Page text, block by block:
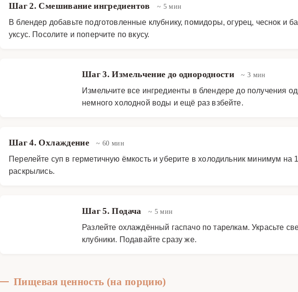
Шаг 2. Смешивание ингредиентов ~ 5 мин
В блендер добавьте подготовленные клубнику, помидоры, огурец, чеснок и
уксус. Посолите и поперчите по вкусу.
Шаг 3. Измельчение до однородности ~ 3 мин
Измельчите все ингредиенты в блендере до получения
немного холодной воды и ещё раз взбейте.
Шаг 4. Охлаждение ~ 60 мин
Перелейте суп в герметичную ёмкость и уберите в холодильник минимум
раскрылись.
Шаг 5. Подача ~ 5 мин
Разлейте охлаждённый гаспачо по тарелкам. Украсьте
клубники. Подавайте сразу же.
Пищевая ценность (на порцию)